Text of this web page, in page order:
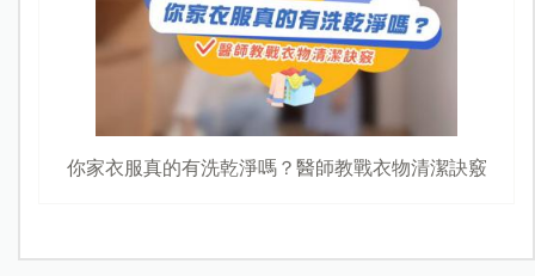
你家衣服真的有洗乾淨嗎？醫師教戰衣物清潔訣竅